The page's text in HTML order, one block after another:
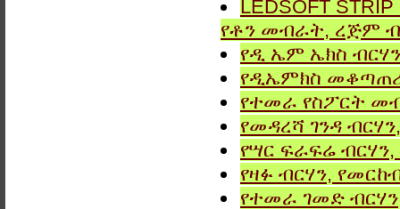
LEDSOFT
የቶን መብራት, ረጅም
የዲ ኤም ኤክስ
የዲኤምክስ
የተመራ የስፖርት
የመዳረሻ ገንዳ
የሣር ፍራፍሬ
የዛፉ ብርሃን,
የተመራ ገመድ